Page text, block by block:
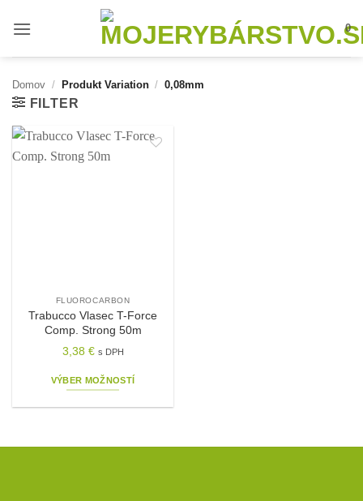
0
Domov / Produkt Variation / 0,08mm
FILTER
FLUOROCARBON
Trabucco Vlasec T-Force
Comp. Strong 50m
3,38 € s DPH
VÝBER MOŽNOSTÍ
viacero